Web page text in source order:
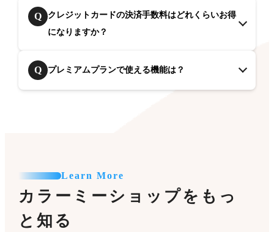
Q
クレジットカードの決済手数料はどれくらいお得
になりますか？
Q プレミアムプランで使える機能は？
Learn More
カラーミーショップをもっ
と知る